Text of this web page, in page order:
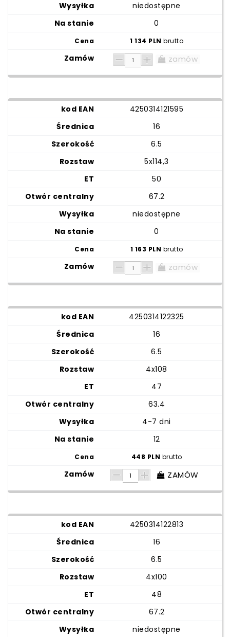
niedostępne
0
1 134 PLNbrutto
zamów
4250314121595
16
6.5
5x114,3
50
67.2
niedostępne
0
1 163 PLN brutto
zamów
4250314122325
16
6.5
4x108
47
63.4
4-7 dni
12
448 PLN brutto
ZAMÓW
4250314122813
16
6.5
4x100
48
67.2
niedostępne